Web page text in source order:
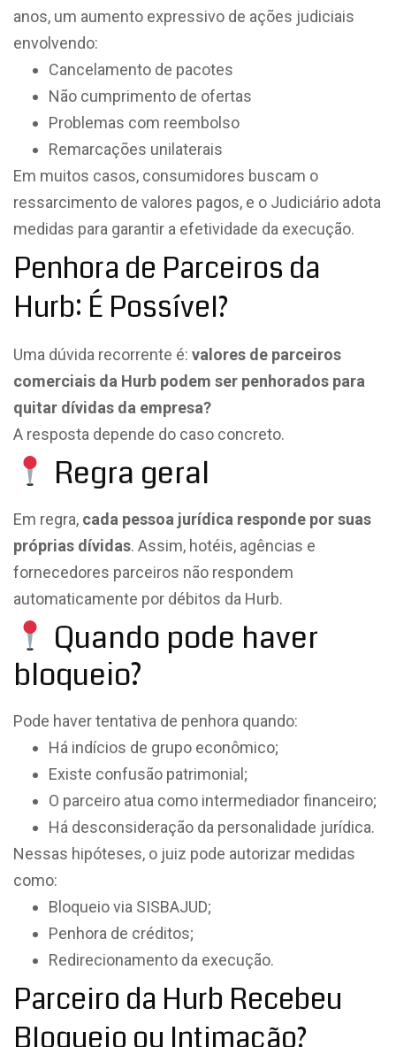
anos, um aumento expressivo de ações judiciais
envolvendo:
Cancelamento de pacotes
Não cumprimento de ofertas
Problemas com reembolso
Remarcações unilaterais
Em muitos casos, consumidores buscam o
ressarcimento de valores pagos, e o Judiciário adota
medidas para garantir a efetividade da execução.
Penhora de Parceiros da
Hurb: É Possível?
Uma dúvida recorrente é: valores de parceiros
comerciais da Hurb podem ser penhorados para
quitar dívidas da empresa?
A resposta depende do caso concreto.
Regra geral
Em regra, cada pessoa jurídica responde por suas
próprias dívidas. Assim, hotéis, agências e
fornecedores parceiros não respondem
automaticamente por débitos da Hurb.
Quando pode haver
bloqueio?
Pode haver tentativa de penhora quando:
Há indícios de grupo econômico;
Existe confusão patrimonial;
O parceiro atua como intermediador financeiro;
Há desconsideração da personalidade jurídica.
Nessas hipóteses, o juiz pode autorizar medidas
como:
Bloqueio via SISBAJUD;
Penhora de créditos;
Redirecionamento da execução.
Parceiro da Hurb Recebeu
Bloqueio ou Intimação?